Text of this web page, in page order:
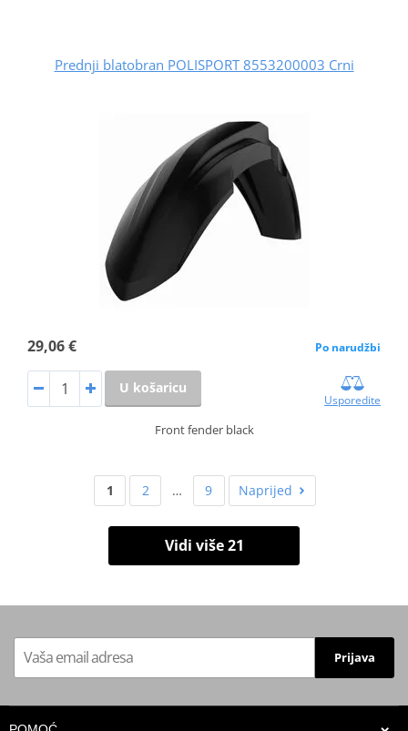
Prednji blatobran POLISPORT 8553200003 Crni
29,06 € Po narudžbi
U košaricu
Usporedite
Front fender black
1 2 … 9 Naprijed
Vidi više 21
Prijava